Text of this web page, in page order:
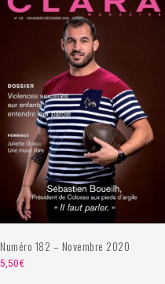
Numéro 182 – Novembre 2020
5,50€